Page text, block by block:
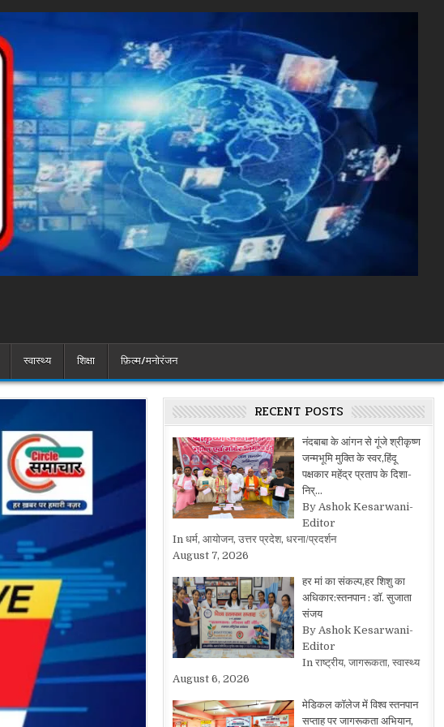
स्वास्थ्य शिक्षा फ़िल्म/मनोरंजन
RECENT POSTS
नंदबाबा के आंगन से गूंजे श्रीकृष्ण
जन्मभूमि मुक्ति के स्वर,हिंदू
पक्षकार महेंद्र प्रताप के दिशा-
निर्…
By Ashok Kesarwani-
Editor
In धर्म, आयोजन, उत्तर प्रदेश, धरना/प्रदर्शन
August 7, 2026
हर मां का संकल्प,हर शिशु का
अधिकार:स्तनपान : डॉ. सुजाता
संजय
By Ashok Kesarwani-
Editor
In राष्ट्रीय, जागरूकता, स्वास्थ्य
August 6, 2026
मेडिकल कॉलेज में विश्व स्तनपान
सप्ताह पर जागरूकता अभियान,